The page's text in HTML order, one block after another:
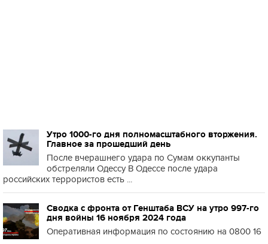
Утро 1000-го дня полномасштабного вторжения.
Главное за прошедший день
После вчерашнего удара по Сумам оккупанты
обстреляли Одессу В Одессе после удара
российских террористов есть ...
Сводка с фронта от Генштаба ВСУ на утро 997-го
дня войны 16 ноября 2024 года
Оперативная информация по состоянию на 0800 16